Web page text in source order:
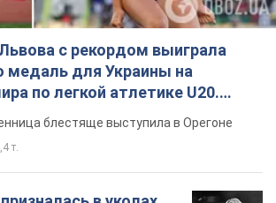
с рекордом выиграла
медаль для Украины на
по легкой атлетике U20.
блестяще выступила в Орегоне
т.